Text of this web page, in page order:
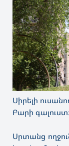
Սիրելի
Բարի գալուստ։
Սրտանց